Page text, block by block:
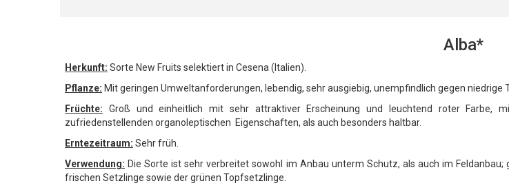
Alba*
Herkunft: Sorte New Fruits selektiert in Cesena (Italien).
Pflanze: Mit geringen Umweltanforderungen, lebendig, sehr ausgiebig, unempfindlich gegen niedrige
Früchte: Groß und einheitlich mit sehr attraktiver Erscheinung und leuchtend roter Farbe,
zufriedenstellenden organoleptischen Eigenschaften, als auch besonders haltbar.
Erntezeitraum: Sehr früh.
Verwendung: Die Sorte ist sehr verbreitet sowohl im Anbau unterm Schutz, als auch im
frischen Setzlinge sowie der grünen Topfsetzlinge.